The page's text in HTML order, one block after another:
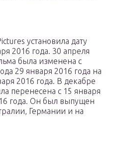
установила дату
2016 года. 30 апреля
была изменена с
29 января 2016 года на
2016 года. В декабре
перенесена с 15 января
года. Он был выпущен
Германии и на